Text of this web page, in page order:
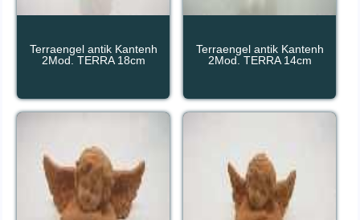
Terraengel antik Kantenh
2Mod. TERRA 18cm
Terraengel antik Kantenh
2Mod. TERRA 14cm